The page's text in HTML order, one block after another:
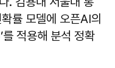
률 모델에 오픈AI의
적용해 분석 정확